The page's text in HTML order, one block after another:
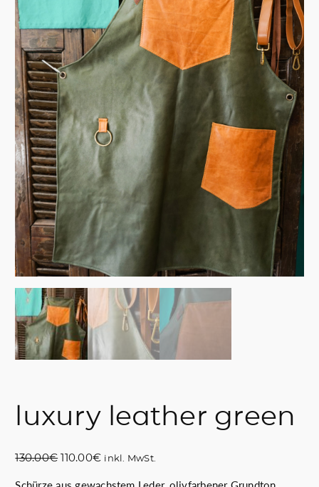
luxury leather green
130.00€ U
110.00€Ainkl. MwSt.